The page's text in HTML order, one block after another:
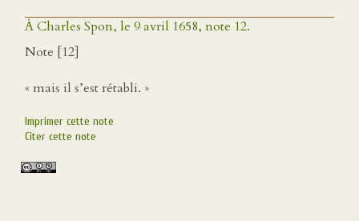
À Charles Spon, le 9 avril 1658, note 12.
Note [12]
« mais il s’est rétabli. »
Imprimer cette note
Citer cette note